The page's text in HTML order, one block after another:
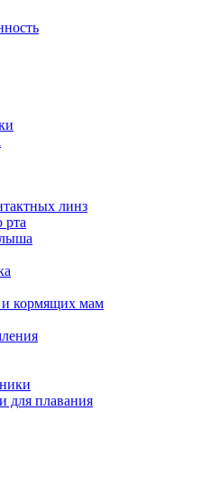
линз
рта
кормящих мам
для плавания